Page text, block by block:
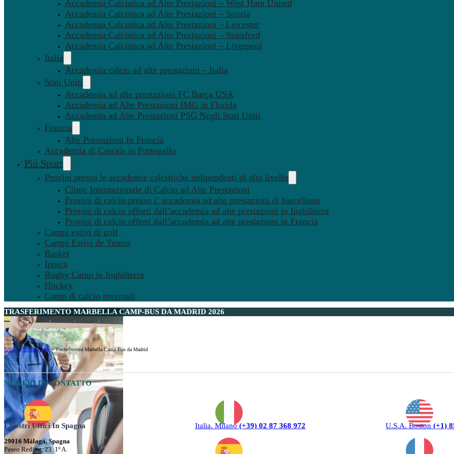
Accademia Calcistica ad Alte Prestazioni – West Ham United
Accademia Calcistica ad Alte Prestazioni – Scozia
Accademia Calcistica ad Alte Prestazioni – Leicester
Accademia Calcistica ad Alte Prestazioni – Stamford
Accademia Calcistica ad Alte Prestazioni – Liverpool
Italia
Accademia calcio ad alte prestazioni – Italia
Stati Uniti
Accademia ad alte prestazioni FC Barça USA
Accademia ad Alte Prestazioni IMG in Florida
Accademia ad Alte Prestazioni PSG Negli Stati Uniti
Francia
Alte Prestazioni In Francia
Accademia di Cascais in Portogallo
Più Sport
Provini presso le accademie calcistiche indipendenti di alto livello
Clinic Internazionale di Calcio ad Alte Prestazioni
Provini di calcio presso l’ accademia ad alte prestazioni di barcellona
Provini di calcio offerti dall’accademia ad alte prestazioni in Inghilterra
Provini di calcio offerti dall’accademia ad alte prestazioni in Francia
Campi estivi di golf
Campi Estivi de Tennis
Basket
Ippica
Rugby Camp in Inghilterra
Hockey
Camp di calcio invernali
TRASFERIMENTO MARBELLA CAMP-BUS DA MADRID 2026
Ertheo »Trasferimenti»Trasferimento Marbella Camp-Bus da Madrid
NUMERI DI CONTATTO
I Nostri Uffici In Spagna
29016 Málaga, Spagna
Paseo Reding, 23. 1º A.
Italia. Milano(+39) 02 87 368 972 U.S.A. Boston(+1)